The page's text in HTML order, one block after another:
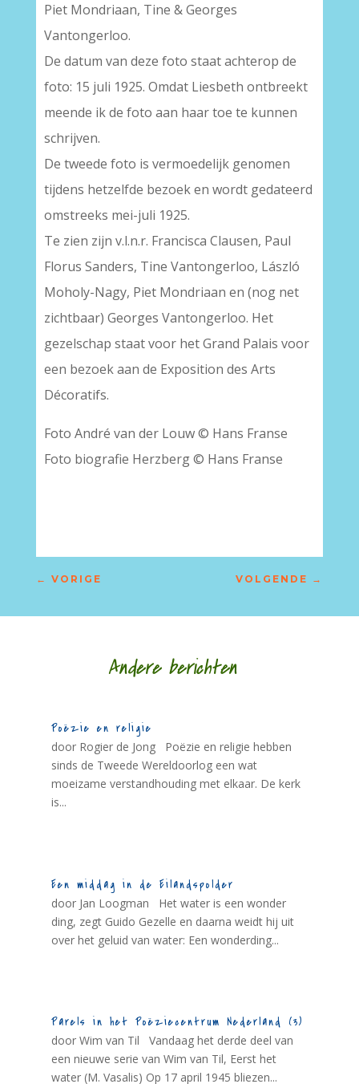
Piet Mondriaan, Tine & Georges
Vantongerloo.
De datum van deze foto staat achterop de
foto: 15 juli 1925. Omdat Liesbeth ontbreekt
meende ik de foto aan haar toe te kunnen
schrijven.
De tweede foto is vermoedelijk genomen
tijdens hetzelfde bezoek en wordt gedateerd
omstreeks mei-juli 1925.
Te zien zijn v.l.n.r. Francisca Clausen, Paul
Florus Sanders, Tine Vantongerloo, László
Moholy-Nagy, Piet Mondriaan en (nog net
zichtbaar) Georges Vantongerloo. Het
gezelschap staat voor het Grand Palais voor
een bezoek aan de Exposition des Arts
Décoratifs.
Foto André van der Louw © Hans Franse
Foto biografie Herzberg © Hans Franse
← VORIGE VOLGENDE →
Andere berichten
Poëzie en religie
door Rogier de Jong Poëzie en religie hebben
sinds de Tweede Wereldoorlog een wat
moeizame verstandhouding met elkaar. De kerk
is...
Een middag in de Eilandspolder
door Jan Loogman Het water is een wonder
ding, zegt Guido Gezelle en daarna weidt hij uit
over het geluid van water: Een wonderding...
Parels in het Poëziecentrum Nederland (3)
door Wim van Til Vandaag het derde deel van
een nieuwe serie van Wim van Til, Eerst het
water (M. Vasalis) Op 17 april 1945 bliezen...